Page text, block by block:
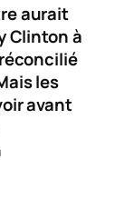
aurait
Clinton à
les
avant